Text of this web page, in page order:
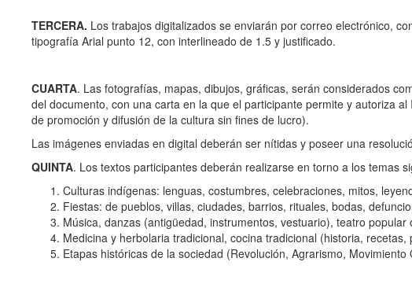
TERCERA. Los trabajos digitalizados se enviarán por correo electrónico,
tipografía Arial punto 12, con interlineado de 1.5 y justificado.
CUARTA. Las fotografías, mapas, dibujos, gráficas, serán considerados
del documento, con una carta en la que el participante permite y autoriza
de promoción y difusión de la cultura sin fines de lucro).
Las imágenes enviadas en digital deberán ser nítidas y poseer una
QUINTA. Los textos participantes deberán realizarse en torno a los temas
Culturas indígenas: lenguas, costumbres, celebraciones, mitos,
Fiestas: de pueblos, villas, ciudades, barrios, rituales, bodas,
Música, danzas (antigüedad, instrumentos, vestuario), teatro
Medicina y herbolaria tradicional, cocina tradicional (historia,
Etapas históricas de la sociedad (Revolución, Agrarismo,